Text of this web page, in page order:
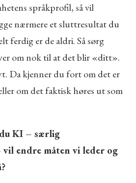
språkprofil, så vil
nærmere et sluttresultat du
ferdig er de aldri. Så sørg
om nok til at det blir «ditt».
Da kjenner du fort om det er
om det faktisk høres ut som
KI – særlig
endre måten vi leder og